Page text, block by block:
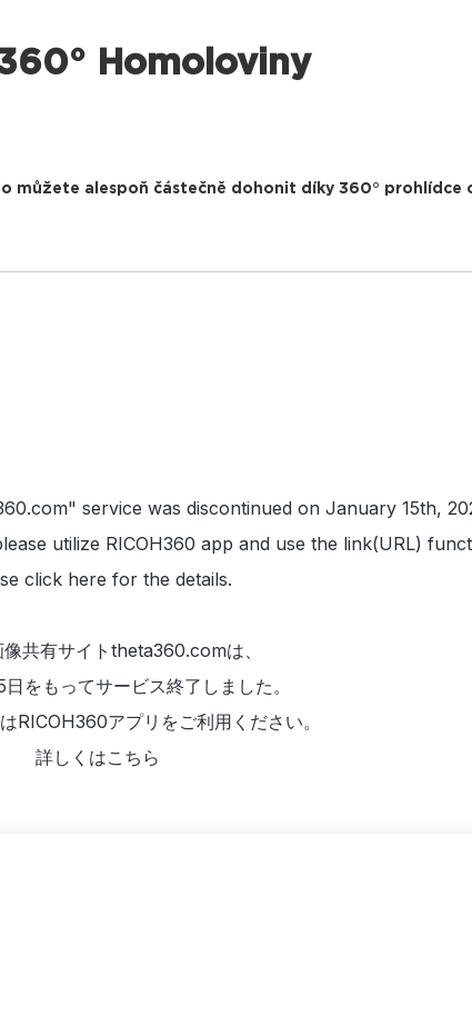
Homoloviny
můžete alespoň částečně dohonit díky 360° prohlídce